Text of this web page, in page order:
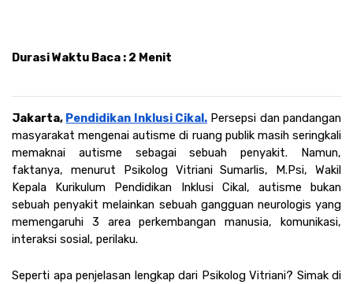
Durasi Waktu Baca : 2 Menit
Jakarta, Pendidikan Inklusi Cikal. Persepsi dan pandangan
masyarakat mengenai autisme di ruang publik masih seringkali
memaknai autisme sebagai sebuah penyakit. Namun,
faktanya, menurut Psikolog Vitriani Sumarlis, M.Psi, Wakil
Kepala Kurikulum Pendidikan Inklusi Cikal, autisme bukan
sebuah penyakit melainkan sebuah gangguan neurologis yang
memengaruhi 3 area perkembangan manusia, komunikasi,
interaksi sosial, perilaku.
Seperti apa penjelasan lengkap dari Psikolog Vitriani? Simak di